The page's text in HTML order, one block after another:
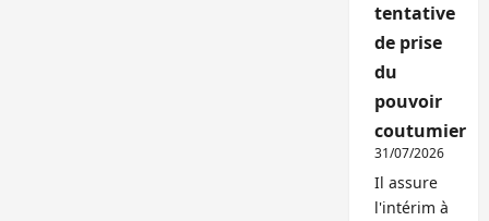
tentative
de prise
du
pouvoir
coutumier
31/07/2026
Il assure
l'intérim à